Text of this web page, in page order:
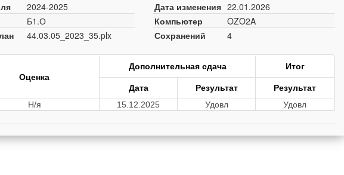
2024-2025
Б1.О
44.03.05_2023_35.plx
Дата изменения 22.01.2026
Компьютер
OZO2A
Сохранений
4
Оценка
Дополнительная сдача Итог
Дата Результат
Результат
Н/я 15.12.2025 Удовл Удовл